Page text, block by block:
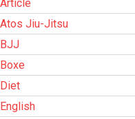
Article
Atos Jiu-Jitsu
BJJ
Boxe
Diet
English